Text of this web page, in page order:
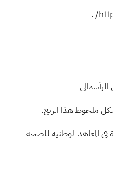
.
ملحوظ هذا الربع.
في المعاهد الوطنية للصحة